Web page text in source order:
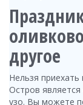
другое
Нельзя
Остров
узо. Вы можете